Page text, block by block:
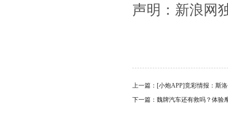
声明：新浪网
上一篇： [小炮APP]竞彩情报：斯
下一篇： 魏牌汽车还有救吗？体验